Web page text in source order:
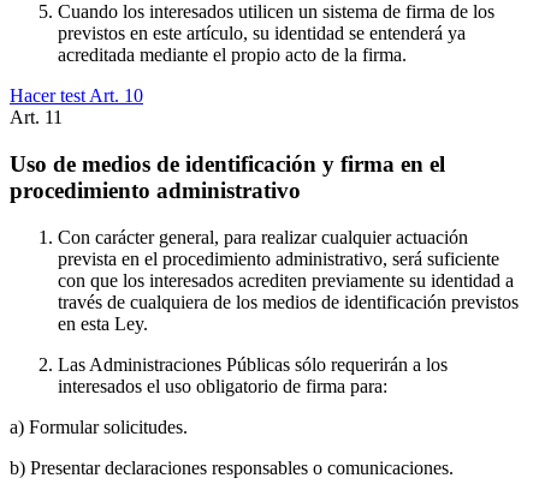
Cuando los interesados utilicen un sistema de firma de los
previstos en este artículo, su identidad se entenderá ya
acreditada mediante el propio acto de la firma.
Hacer test Art. 10
Art. 11
Uso de medios de identificación y firma en el
procedimiento administrativo
Con carácter general, para realizar cualquier actuación
prevista en el procedimiento administrativo, será suficiente
con que los interesados acrediten previamente su identidad a
través de cualquiera de los medios de identificación previstos
en esta Ley.
Las Administraciones Públicas sólo requerirán a los
interesados el uso obligatorio de firma para:
a) Formular solicitudes.
b) Presentar declaraciones responsables o comunicaciones.